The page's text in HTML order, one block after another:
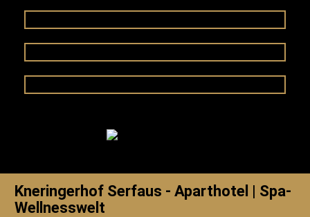
Kneringerhof Serfaus - Aparthotel | Spa-
Wellnesswelt